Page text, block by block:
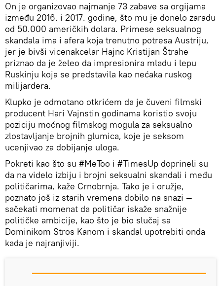
On je organizovao najmanje 73 zabave sa orgijama
između 2016. i 2017. godine, što mu je donelo zaradu
od 50.000 američkih dolara. Primese seksualnog
skandala ima i afera koja trenutno potresa Austriju,
jer je bivši vicenakcelar Hajnc Kristijan Štrahe
priznao da je želeo da impresionira mladu i lepu
Ruskinju koja se predstavila kao nećaka ruskog
milijardera.
Klupko je odmotano otkrićem da je čuveni filmski
producent Hari Vajnstin godinama koristio svoju
poziciju moćnog filmskog mogula za seksualno
zlostavljanje brojnih glumica, koje je seksom
ucenjivao za dobijanje uloga.
Pokreti kao što su #MeToo i #TimesUp doprineli su
da na videlo izbiju i brojni seksualni skandali i među
političarima, kaže Crnobrnja. Tako je i oružje,
poznato još iz starih vremena dobilo na snazi —
sačekati momenat da političar iskaže snažnije
političke ambicije, kao što je bio slučaj sa
Dominikom Stros Kanom i skandal upotrebiti onda
kada je najranjiviji.